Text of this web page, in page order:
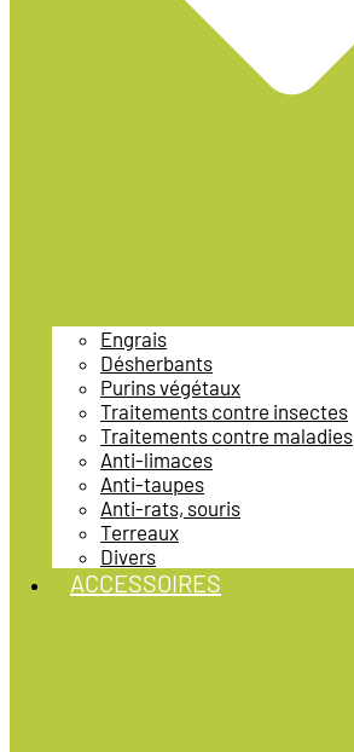
Engrais
Désherbants
Purins végétaux
Traitements contre insectes
Traitements contre maladies
Anti-limaces
Anti-taupes
Anti-rats, souris
Terreaux
Divers
ACCESSOIRES